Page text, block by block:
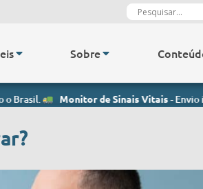
Sobre
Monitor de Sinais Vitais- Envio imediato